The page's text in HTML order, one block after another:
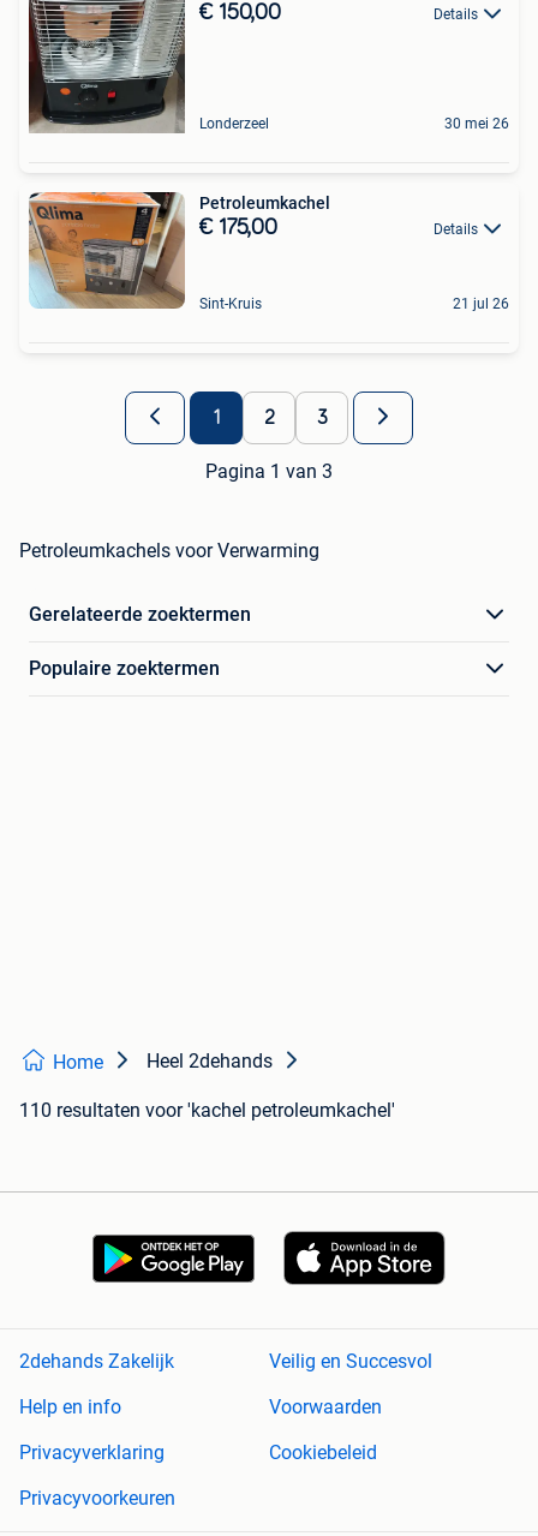
€ 150,00 Details
Londerzeel 30 mei 26
Petroleumkachel
€ 175,00 Details
Sint-Kruis 21 jul 26
1 2 3
Pagina 1 van 3
Petroleumkachels voor Verwarming
Gerelateerde zoektermen
Populaire zoektermen
Home Heel 2dehands
110 resultaten voor 'kachel petroleumkachel'
2dehands Zakelijk
Veilig en Succesvol
Help en info
Voorwaarden
Privacyverklaring
Cookiebeleid
Privacyvoorkeuren